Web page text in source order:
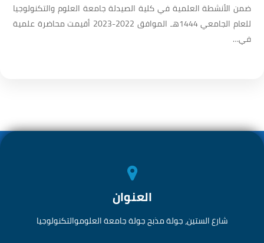
ضمن الأنشطة العلمية في كلية الصيدلة جامعة العلوم والتكنولوجيا
للعام الجامعي 1444هـ الموافق 2022-2023 أقيمت محاضرة علمية
في…
العنوان
شارع الستين، جولة مذبح جولة جامعة العلوموالتكنولوجيا